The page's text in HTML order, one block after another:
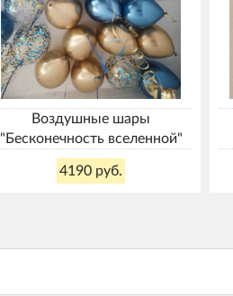
Воздушные шары
"Бесконечность вселенной"
4190 руб.